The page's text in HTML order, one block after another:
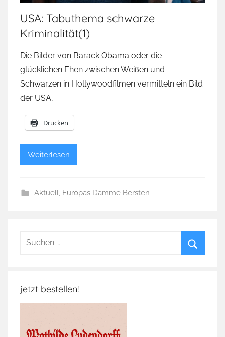
USA: Tabuthema schwarze
Kriminalität(1)
Die Bilder von Barack Obama oder die
glücklichen Ehen zwischen Weißen und
Schwarzen in Hollywoodfilmen vermitteln ein Bild
der USA,
Drucken
Weiterlesen
Aktuell, Europas Dämme Bersten
Suchen
jetzt bestellen!